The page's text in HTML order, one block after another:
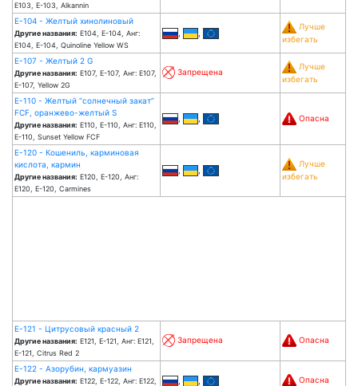
E103, E-103, Alkannin
Е-104 - Желтый хинолиновый
Другие названия: Е104, Е-104, Анг:
E104, E-104, Quinoline Yellow WS
Лучше
избегать
Е-107 - Желтый 2 G
Другие названия: Е107, Е-107, Анг: E107,
E-107, Yellow 2G
Запрещена
Лучше
избегать
Е-110 - Желтый “солнечный закат”
FCF, оранжево-желтый S
Другие названия: Е110, Е-110, Анг: E110,
E-110, Sunset Yellow FCF
Опасна
Е-120 - Кошениль, карминовая
кислота, кармин
Другие названия: Е120, Е-120, Анг:
E120, E-120, Carmines
Лучше
избегать
Е-121 - Цитрусовый красный 2
Другие названия: Е121, Е-121, Анг: E121,
E-121, Citrus Red 2
Запрещена Опасна
Е-122 - Азорубин, кармуазин
Другие названия: Е122, Е-122, Анг: E122,
Опасна